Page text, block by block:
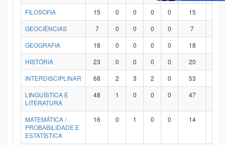
FILOSOFIA
15 0 0 0 0 15
GEOCIÊNCIAS
7 0 0 0 0 7
GEOGRAFIA
18 0 0 0 0 18
HISTÓRIA
23 0 0 0 0 20
INTERDISCIPLINAR
68 2 3 2 0 53
LINGUÍSTICA E
LITERATURA
48 1 0 0 0 47
MATEMÁTICA /
PROBABILIDADE E
ESTATÍSTICA
16 0 1 0 0 14